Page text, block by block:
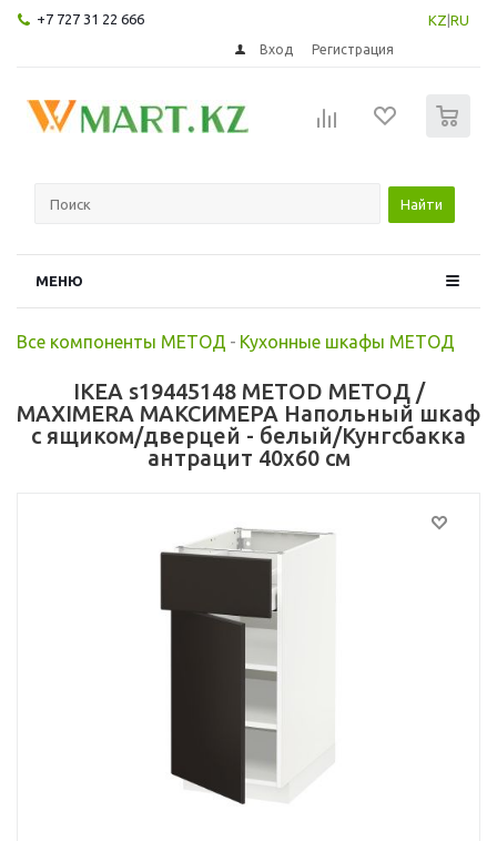
+7 727 31 22 666 KZ RU
Вход Регистрация
Найти
МЕНЮ
Все компоненты МЕТОД - Кухонные шкафы МЕТОД
IKEA s19445148 METOD МЕТОД /
MAXIMERA МАКСИМЕРА Напольный шкаф
с ящиком/дверцей - белый/Кунгсбакка
антрацит 40x60 см